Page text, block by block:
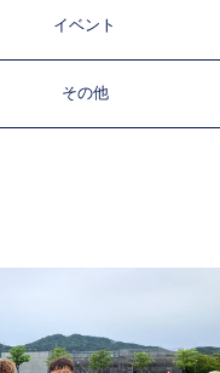
イベント
その他